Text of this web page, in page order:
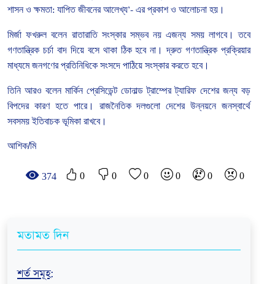
শাসন ও ক্ষমতা: যাপিত জীবনের আলেখ্য’- এর প্রকাশ ও আলোচনা হয়।
মির্জা ফখরুল বলেন রাতারাতি সংস্কার সম্ভব নয় এজন্য সময় লাগবে।
তবে
গণতান্ত্রিক চর্চা বাদ দিয়ে বসে থাকা ঠিক হবে না। দ্রুত গণতান্ত্রিক প্রক্রিয়ার
মাধ্যমে জনগণের প্রতিনিধিকে সংসদে পাঠিয়ে সংস্কার করতে হবে।
তিনি আরও বলেন মার্কিন প্রেসিডেন্ট ডোনাল্ড ট্রাম্পের ট্যারিফ দেশের জন্য বড়
বিপদের কারণ হতে পারে। রাজনৈতিক দলগুলো দেশের উন্নয়নে জনস্বার্থে
সবসময় ইতিবাচক ভূমিকা রাখবে।
আশিক/মি
374 0 0 0 0 0 0
মতামত দিন
শর্ত সমূহ: